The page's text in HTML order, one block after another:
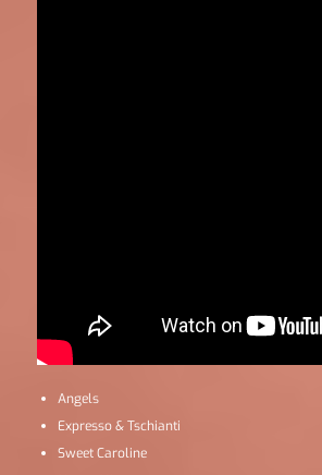
Angels
Expresso & Tschianti
Sweet Caroline